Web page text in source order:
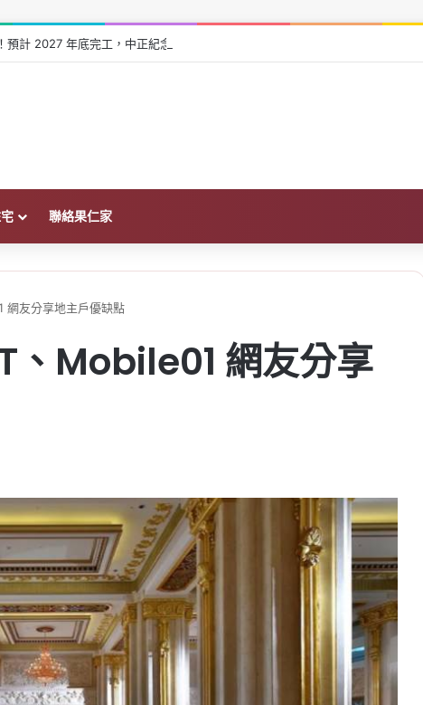
計 2027 年底完工，中正紀念堂到中和僅 14 分鐘
聯絡果仁家
網友分享地主戶優缺點
、Mobile01 網友分享